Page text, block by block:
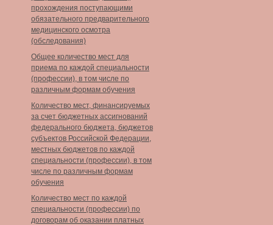
прохождения поступающими
обязательного предварительного
медицинского осмотра
(обследования)
Общее количество мест для
приема по каждой специальности
(профессии), в том числе по
различным формам обучения
Количество мест, финансируемых
за счет бюджетных ассигнований
федерального бюджета, бюджетов
субъектов Российской Федерации,
местных бюджетов по каждой
специальности (профессии), в том
числе по различным формам
обучения
Количество мест по каждой
специальности (профессии) по
договорам об оказании платных